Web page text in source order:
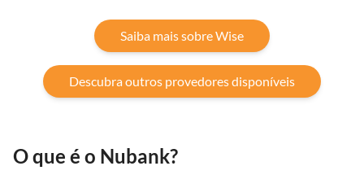
Saiba mais sobre Wise
Descubra outros provedores disponíveis
O que é o Nubank?